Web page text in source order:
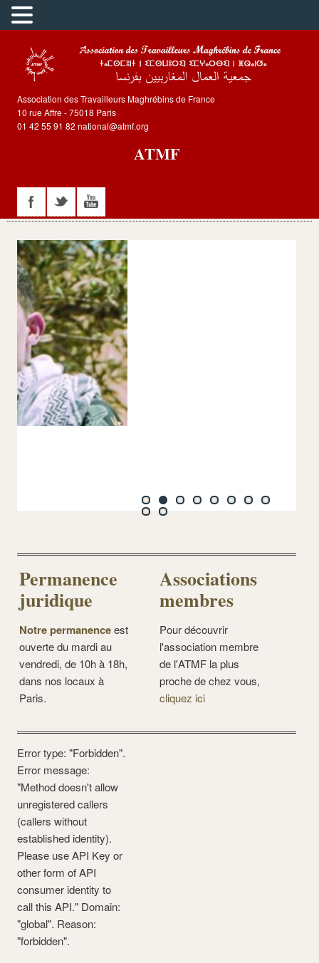
Association des Travailleurs Maghrébins de France
10 rue Affre - 75018 Paris
01 42 55 91 82 national@atmf.org
ATMF
Permanence
juridique
Notre permanenceest
ouverte du mardi au
vendredi, de 10h à 18h,
dans nos locaux à
Paris.
Associations
membres
Pour découvrir
l'association membre
de l'ATMF la plus
proche de chez vous,
cliquez ici
Error type: "Forbidden".
Error message:
"Method doesn't allow
unregistered callers
(callers without
established identity).
Please use API Key or
other form of API
consumer identity to
call this API." Domain:
"global". Reason:
"forbidden".